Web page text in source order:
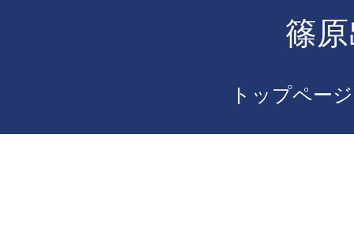
篠
トップページ